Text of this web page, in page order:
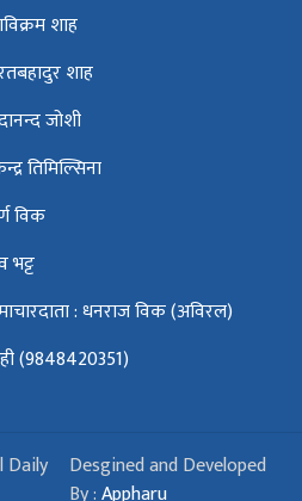
शाह
शाह
जोशी
तिमिल्सिना
विक
: धनराज विक (अविरल)
(9848420351)
Daily
Desgined and Developed